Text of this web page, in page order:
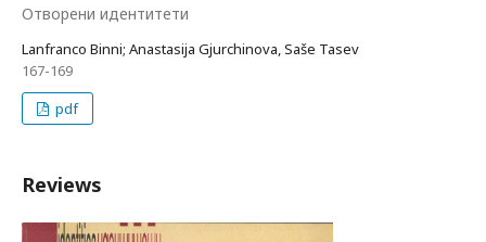
Отворени идентитети
Lanfranco Binni; Anastasija Gjurchinova, Saše Tasev
167-169
pdf
Reviews